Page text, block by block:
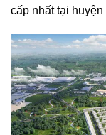
cấp nhất tại